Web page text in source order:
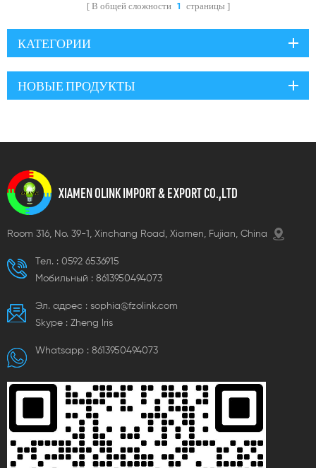
наружного применения
для розеток и
В общей сложности 1 страницы
КАТЕГОРИИ
НОВЫЕ ПРОДУКТЫ
XIAMEN OLINK IMPORT & EXPORT CO.,LTD
Room 316, No. 39-1, Xinchang Road, Xiamen, Fujian, China
Тел. : 0592 6536915
Мобильный : 8613950494073
Эл. адрес : sophia@fzolink.com
Skype : Zheng lris
Whatsapp : 8613950494073